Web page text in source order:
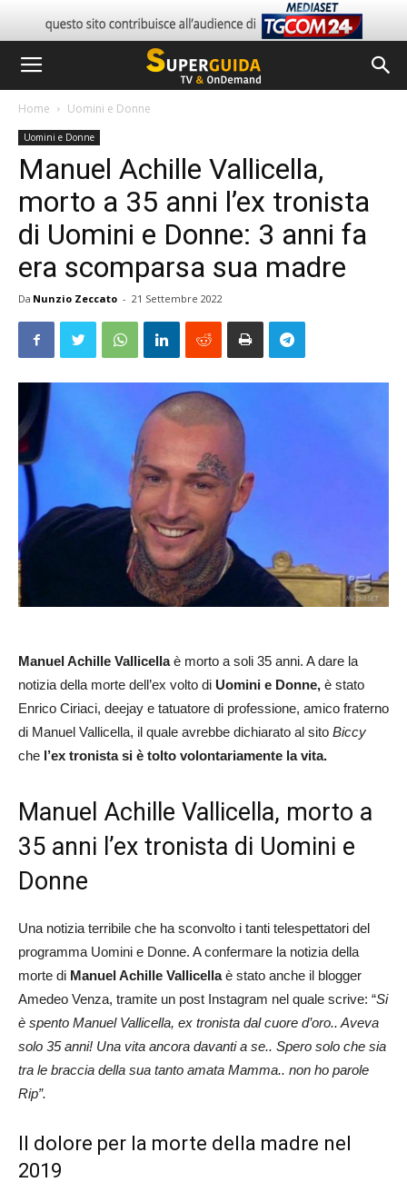
Home Uomini e Donne
Uomini e Donne
Manuel Achille Vallicella,
morto a 35 anni l’ex tronista
di Uomini e Donne: 3 anni fa
era scomparsa sua madre
Da Nunzio Zeccato - 21 Settembre 2022
Manuel Achille Vallicellaè morto a soli 35 anni. A dare la
notizia della morte dell’ex volto di Uomini e Donne, è stato
Enrico Ciriaci, deejay e tatuatore di professione, amico fraterno
di Manuel Vallicella, il quale avrebbe dichiarato al sito Biccy
che l’ex tronista si è tolto volontariamente la vita.
Manuel Achille Vallicella, morto a
35 anni l’ex tronista di Uomini e
Donne
Una notizia terribile che ha sconvolto i tanti telespettatori del
programma Uomini e Donne. A confermare la notizia della
morte di Manuel Achille Vallicellaè stato anche il blogger
Amedeo Venza, tramite un post Instagram nel quale scrive: “Si
è spento Manuel Vallicella, ex tronista dal cuore d’oro.. Aveva
solo 35 anni! Una vita ancora davanti a se.. Spero solo che sia
tra le braccia della sua tanto amata Mamma.. non ho parole
Rip”.
Il dolore per la morte della madre nel
2019